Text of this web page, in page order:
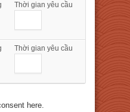
Thời gian yêu cầu
Thời gian yêu cầu
here.